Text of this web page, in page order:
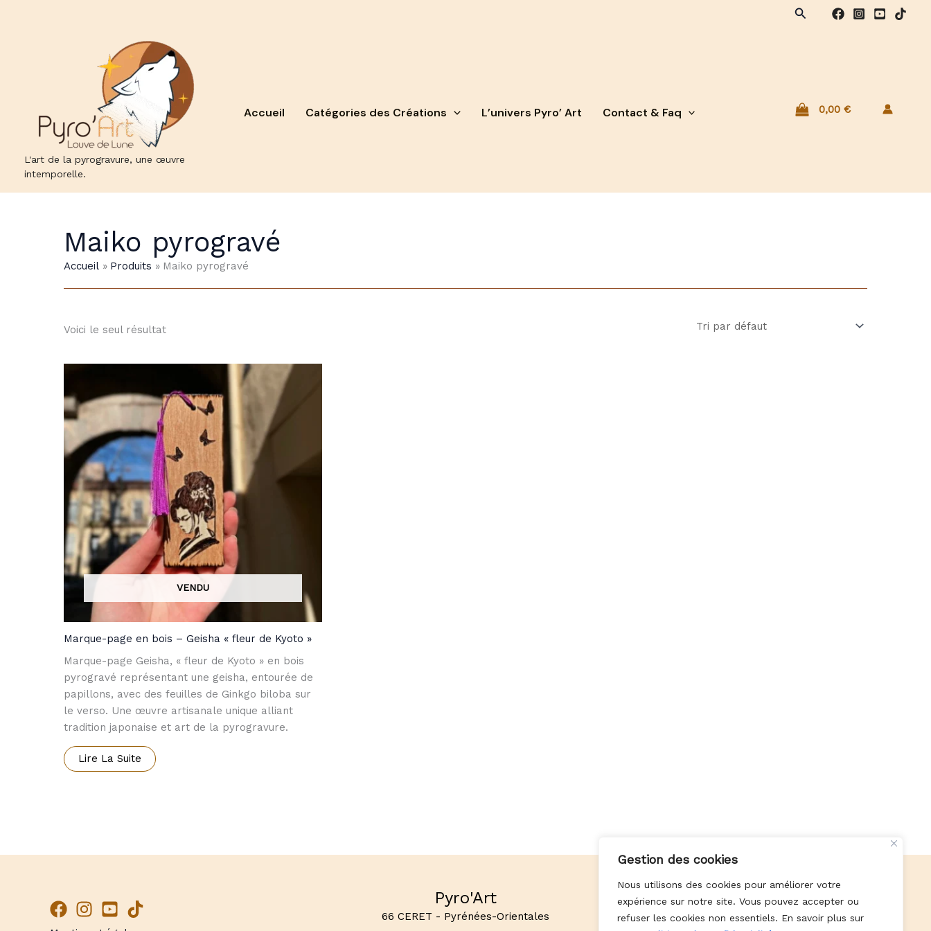
Gestion des cookies
Nous utilisons des cookies pour améliorer votre
expérience sur notre site. Vous pouvez accepter ou
refuser les cookies non essentiels. En savoir plus sur
Rechercher
L'art de la pyrogravure, une œuvre
intemporelle.
Accueil Catégories des Créations L’univers Pyro’ Art Contact & Faq 0,00 €
Maiko pyrogravé
Accueil Produits Maiko pyrogravé
Voici le seul résultat
Marque-page en bois – Geisha « fleur de Kyoto »
Marque-page Geisha, « fleur de Kyoto » en bois
pyrogravé représentant une geisha, entourée de
papillons, avec des feuilles de Ginkgo biloba sur
le verso. Une œuvre artisanale unique alliant
tradition japonaise et art de la pyrogravure.
Lire La Suite
Pyro'Art
66 CERET - Pyrénées-Orientales Paiement en 4 fois sans frais